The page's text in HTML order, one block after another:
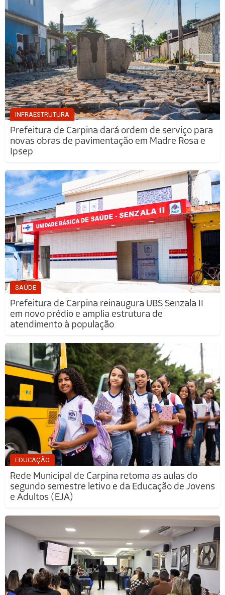
INFRAESTRUTURA
Prefeitura de Carpina dará ordem de serviço para
novas obras de pavimentação em Madre Rosa e
Ipsep
SAÚDE
Prefeitura de Carpina reinaugura UBS Senzala II
em novo prédio e amplia estrutura de
atendimento à população
EDUCAÇÃO
Rede Municipal de Carpina retoma as aulas do
segundo semestre letivo e da Educação de Jovens
e Adultos (EJA)